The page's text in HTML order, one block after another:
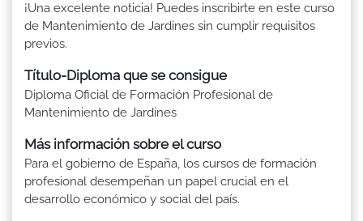
¡Una excelente noticia! Puedes inscribirte en este curso
de Mantenimiento de Jardines sin cumplir requisitos
previos.
Título-Diploma que se consigue
Diploma Oficial de Formación Profesional de
Mantenimiento de Jardines
Más información sobre el curso
Para el gobierno de España, los cursos de formación
profesional desempeñan un papel crucial en el
desarrollo económico y social del país.